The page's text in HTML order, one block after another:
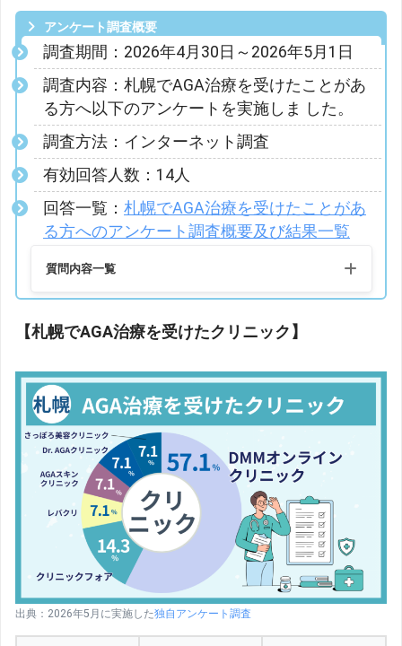
アンケート調査概要
調査期間：2026年4月30日～2026年5月1日
調査内容：札幌でAGA治療を受けたことがあ
る方へ以下のアンケートを実施しま した。
調査方法：インターネット調査
有効回答人数：14人
回答一覧： 札幌でAGA治療を受けたことがあ
る方へのアンケート調査概要及び結果一覧
質問内容一覧
【札幌でAGA治療を受けたクリニック】
出典：2026年5月に実施した独自アンケート調査